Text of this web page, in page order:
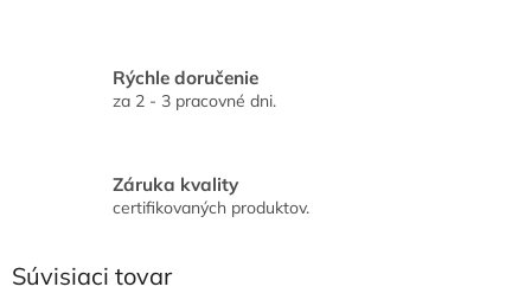
Rýchle doručenie
za 2 - 3 pracovné dni.
Záruka kvality
certifikovaných produktov.
Súvisiaci tovar